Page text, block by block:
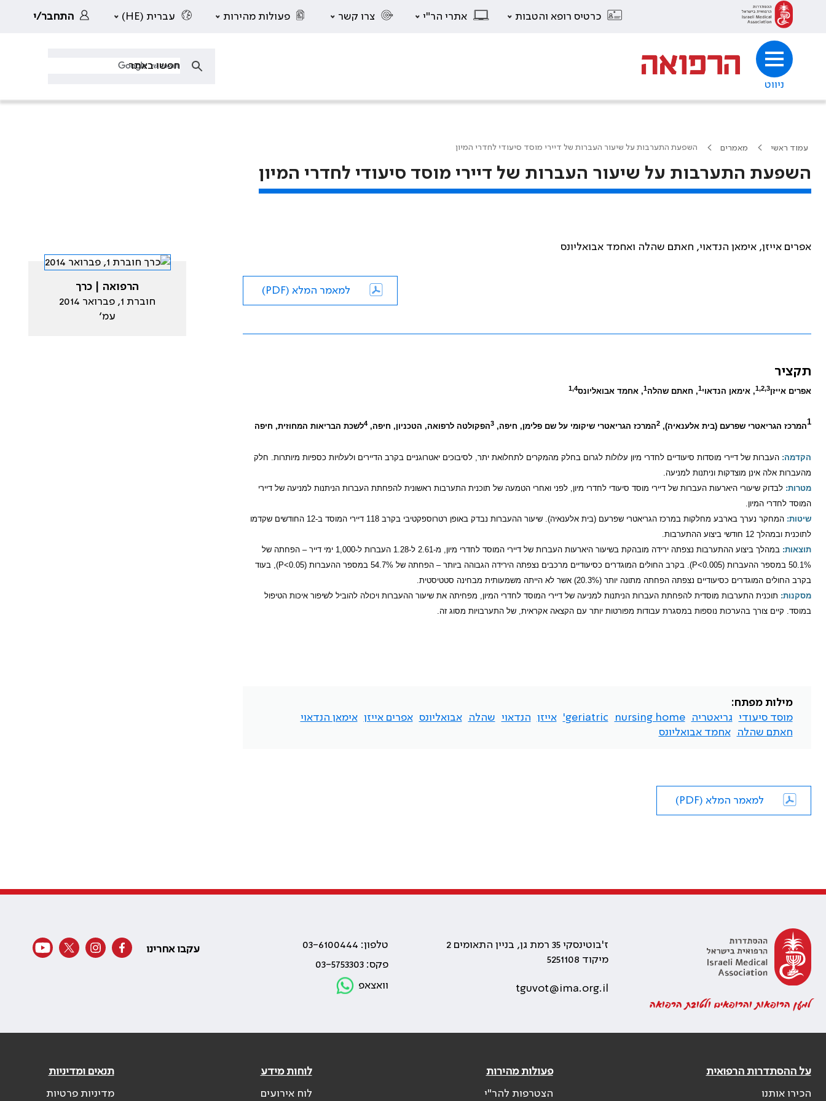
כרטיס רופא והטבות אתרי הר"י צרו קשר פעולות מהירות עברית (HE) התחבר/י
ניווט
עמוד ראשי מאמרים השפעת התערבות על שיעור העברות של דיירי מוסד סיעודי לחדרי המיון
השפעת התערבות על שיעור העברות של דיירי מוסד סיעודי לחדרי המיון
אפרים אייזן, אימאן הנדאוי, חאתם שהלה ואחמד אבואליונס
למאמר המלא (PDF)
תקציר
אפרים אייזן1,2,3, אימאן הנדאוי1, חאתם שהלה1, אחמד אבואליונס1,4
1המרכז הגריאטרי שפרעם (בית אלענאיה),2המרכז הגריאטרי שיקומי על שם פלימן, חיפה,3הפקולטה לרפואה, הטכניון, חיפה,4לשכת הבריאות המחוזית, חיפה
הקדמה: העברות של דיירי מוסדות סיעודיים לחדרי מיון עלולות לגרום בחלק מהמקרים לתחלואת יתר, לסיבוכים יאטרוגניים בקרב הדיירים ולעלויות כספיות מיותרות. חלק
מהעברות אלה אינן מוצדקות וניתנות למניעה.
מטרות: לבדוק שיעורי היארעות העברות של דיירי מוסד סיעודי לחדרי מיון, לפני ואחרי הטמעה של תוכנית התערבות ראשונית להפחתת העברות הניתנות למניעה של דיירי
המוסד לחדרי המיון.
שיטות:
המחקר נערך בארבע מחלקות במרכז הגריאטרי שפרעם (בית אלענאיה). שיעור ההעברות נבדק באופן רטרוספקטיבי בקרב 118 דיירי המוסד ב-12 החודשים שקדמו
לתוכנית ובמהלך 12 חודשי ביצוע ההתערבות.
תוצאות:במהלך ביצוע ההתערבות נצפתה ירידה מובהקת בשיעור היארעות
העברות של דיירי המוסד לחדרי מיון, מ-2.61 ל-1.28 העברות ל-1,000 ימי דייר – הפחתה של
50.1% במספר ההעברות (0.005>
P). בקרב החולים המוגדרים כסיעודיים מרכבים נצפתה הירידה הגבוהה ביותר – הפחתה של 54.7% במספר ההעברות (0.05> P), בעוד
בקרב החולים המוגדרים כסיעודיים נצפתה הפחתה מתונה יותר (20.3%) אשר לא הייתה משמעותית מבחינה סטטיסטית.
מסקנות: תוכנית התערבות מוסדית להפחתת העברות הניתנות למניעה של דיירי המוסד לחדרי המיון, מפחיתה את שיעור ההעברות ויכולה להוביל לשיפור איכות הטיפול
במוסד. קיים צורך בהערכות נוספות במסגרת עבודות מפורטות יותר עם הקצאה אקראית, של התערבויות מסוג זה.
מילות מפתח:
מוסד סיעודי
גריאטריה nursing home
geriatric' אייזן הנדאוי שהלה אבואליונס אפרים אייזן אימאן הנדאוי
חאתם שהלה
אחמד אבואליונס
למאמר המלא (PDF)
הרפואה | כרך
חוברת 1, פברואר 2014
עמ׳
למען הרופאות והרופאים ולטובת הרפואה
ז'בוטינסקי 35 רמת גן, בניין התאומים 2
מיקוד 5251108
tguvot@ima.org.il
טלפון: 03-6100444
פקס: 03-5753303
וואצאפ
עקבו אחרינו
על ההסתדרות הרפואית
הכירו אותנו
פעולות מהירות
הצטרפות להר"י
לוחות מידע
לוח אירועים
תנאים ומדיניות
מדיניות פרטיות